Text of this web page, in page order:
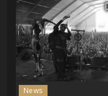
News